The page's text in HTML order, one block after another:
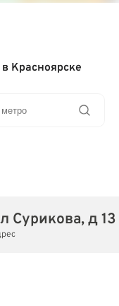
Красноярске
Сурикова, д 13